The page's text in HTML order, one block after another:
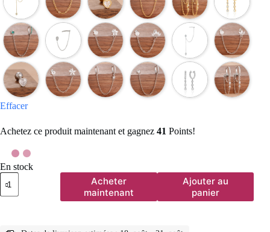
Effacer
Achetez ce produit maintenant et gagnez 41 Points!
En stock
quantité
de
Boucles
en
Acheter
maintenant
Ajouter au
panier